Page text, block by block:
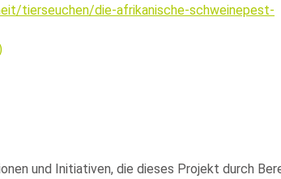
tierseuchen/die-afrikanische-schweinepest-
und Initiativen, die dieses Projekt durch